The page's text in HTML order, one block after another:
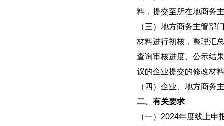
料，提交至所在地商务
（三）地方商务主管部
材料进行初核，整理汇
查询审核进度、公示结
议的企业提交的修改材
（四）企业、地方商务
二、有关要求
（一）2024年度线上